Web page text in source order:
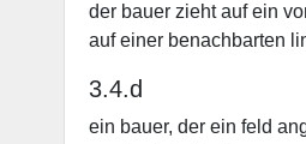
der bauer zieht auf ein
auf einer benachbarten
3.4.d
ein bauer, der ein feld